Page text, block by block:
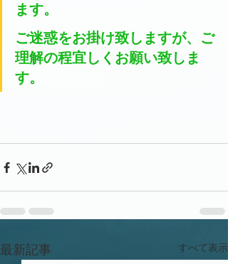
ます。
ご迷惑をお掛け致しますが、ご
理解の程宜しくお願い致しま
す。
最新記事 すべて表示